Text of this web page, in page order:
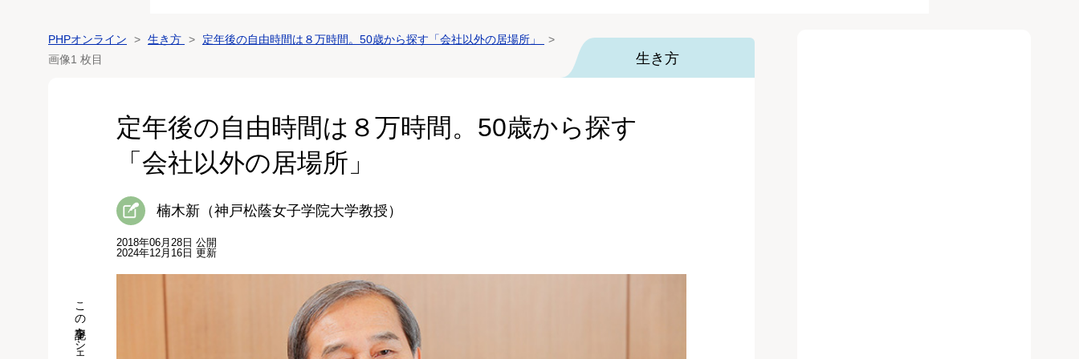
PHPオンライン 生き方
定年後の自由時間は８万時間。50歳から探す「会社以外の居場所」
画像1 枚目
生き方
定年後の自由時間は８万時間。50歳から探す
「会社以外の居場所」
楠木新（神戸松蔭女子学院大学教授）
2018年06月28日 公開
2024年12月16日 更新
この記事をシェア